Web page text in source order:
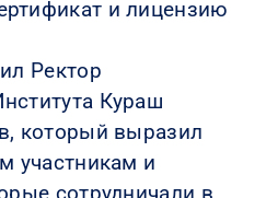
и лицензию
Ректор
Кураш
который выразил
участникам и
сотрудничали в